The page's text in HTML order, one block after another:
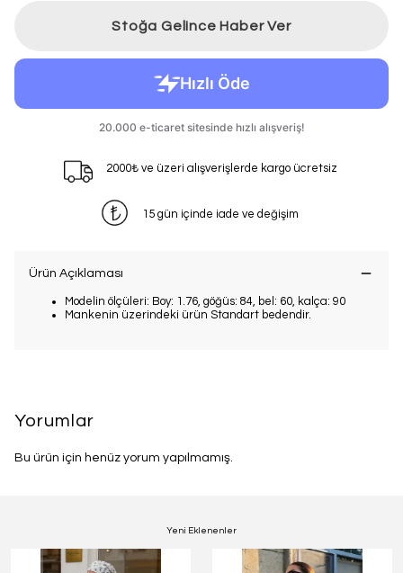
Stoğa Gelince Haber Ver
2000₺ ve üzeri alışverişlerde kargo ücretsiz
15 gün içinde iade ve değişim
Ürün Açıklaması
Modelin ölçüleri: Boy: 1.76, göğüs: 84, bel: 60, kalça: 90
Mankenin üzerindeki ürün Standart bedendir.
Yorumlar
Bu ürün için henüz yorum yapılmamış.
Yeni Eklenenler